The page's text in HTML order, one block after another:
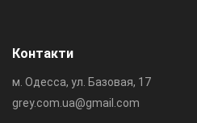
Контакти
м. Одесса, ул. Базовая, 17
grey.com.ua@gmail.com